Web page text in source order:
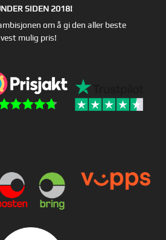
SIDEN 2018!
om å gi den aller beste
mulig pris!